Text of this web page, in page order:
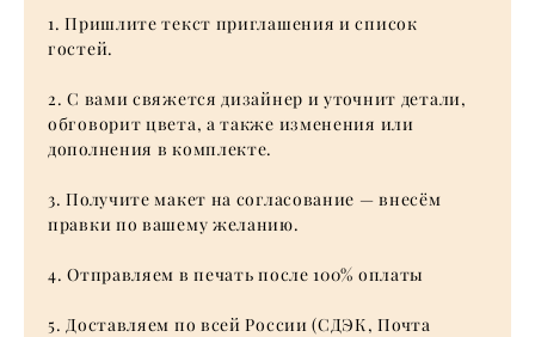
1. Пришлите текст приглашения и список
гостей.
2. С вами свяжется дизайнер и уточнит детали,
обговорит цвета, а также изменения или
дополнения в комплекте.
3. Получите макет на согласование — внесём
правки по вашему желанию.
4. Отправляем в печать после 100% оплаты
5. Доставляем по всей России (СДЭК, Почта